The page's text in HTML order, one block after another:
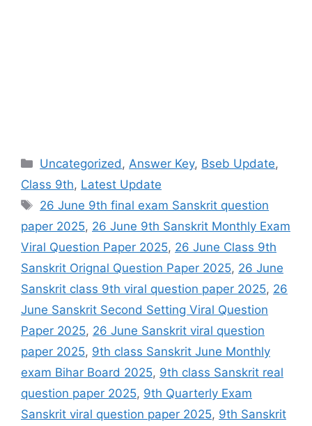
Categories
Uncategorized , Answer Key, Bseb Update,
Class 9th, Latest Update
Tags
26 June 9th final exam Sanskrit question
paper 2025, 26 June 9th Sanskrit Monthly Exam
Viral Question Paper 2025, 26 June Class 9th
Sanskrit Orignal Question Paper 2025, 26 June
Sanskrit class 9th viral question paper 2025, 26
June Sanskrit Second Setting Viral Question
Paper 2025, 26 June Sanskrit viral question
paper 2025, 9th class Sanskrit June Monthly
exam Bihar Board 2025, 9th class Sanskrit real
question paper 2025, 9th Quarterly Exam
Sanskrit viral question paper 2025, 9th Sanskrit